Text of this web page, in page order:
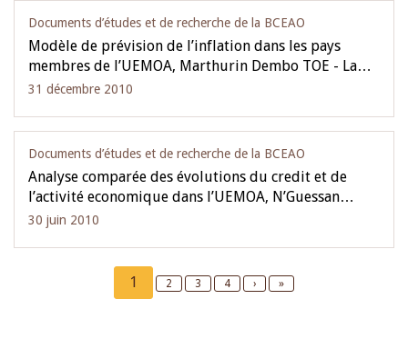
Documents d’études et de recherche de la BCEAO
Modèle de prévision de l’inflation dans les pays
membres de l’UEMOA, Marthurin Dembo TOE - La…
31 décembre 2010
Documents d’études et de recherche de la BCEAO
Analyse comparée des évolutions du credit et de
l’activité economique dans l’UEMOA, N’Guessan…
30 juin 2010
Current
page
1 Page
2 Page
3 Page
4
Next
›
Last
»